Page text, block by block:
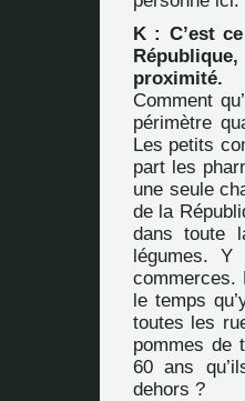
K : C’est
proximité.
Comment
périmètre
Les petits
part les
une seule
de la
dans toute
légumes.
commerces.
le temps
toutes les
pommes de
60 ans
dehors ?